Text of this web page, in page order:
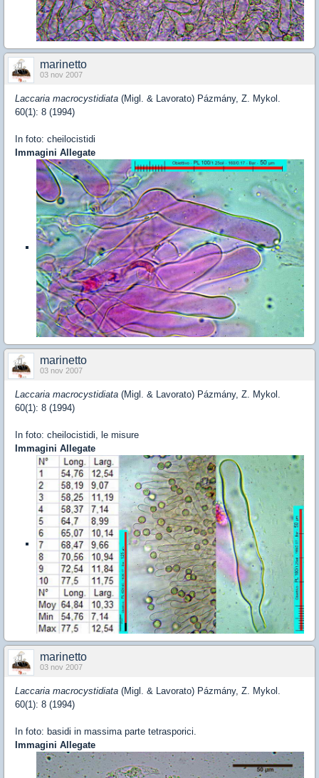
marinetto
03 nov 2007
Laccaria macrocystidiata (Migl. & Lavorato) Pázmány, Z. Mykol.
60(1): 8 (1994)
In foto: cheilocistidi
Immagini Allegate
marinetto
03 nov 2007
Laccaria macrocystidiata (Migl. & Lavorato) Pázmány, Z. Mykol.
60(1): 8 (1994)
In foto: cheilocistidi, le misure
Immagini Allegate
marinetto
03 nov 2007
Laccaria macrocystidiata (Migl. & Lavorato) Pázmány, Z. Mykol.
60(1): 8 (1994)
In foto: basidi in massima parte tetrasporici.
Immagini Allegate